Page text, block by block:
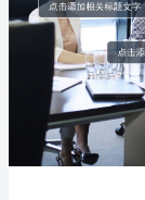
资
推